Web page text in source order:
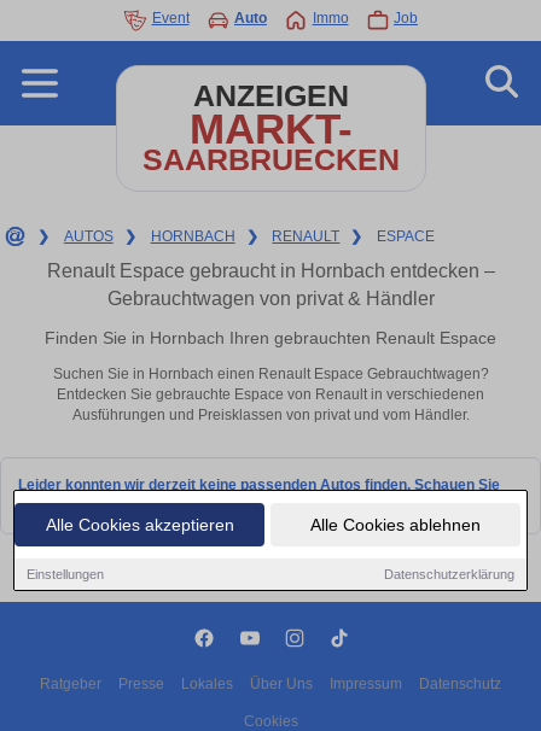
Alle Cookies akzeptieren Alle Cookies ablehnen
Einstellungen Datenschutzerklärung
Event Auto Immo Job
ANZEIGEN
MARKT-
SAARBRUECKEN
❯ AUTOS ❯ HORNBACH ❯ RENAULT ❯ ESPACE
Renault Espace gebraucht in Hornbach entdecken –
Gebrauchtwagen von privat & Händler
Finden Sie in Hornbach Ihren gebrauchten Renault Espace
Suchen Sie in Hornbach einen Renault Espace Gebrauchtwagen?
Entdecken Sie gebrauchte Espace von Renault in verschiedenen
Ausführungen und Preisklassen von privat und vom Händler.
Leider konnten wir derzeit keine passenden Autos finden. Schauen Sie
bald wieder vorbei!
Ratgeber Presse Lokales Über Uns Impressum Datenschutz
Cookies